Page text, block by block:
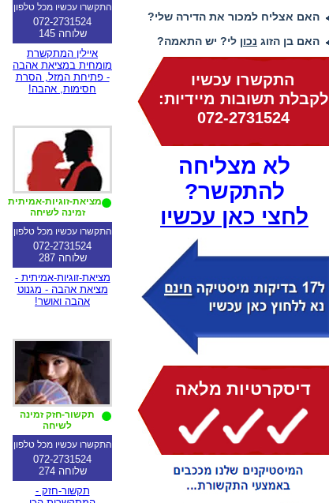
התקשרו עכשיו מכל טלפון
072-2731524
שלוחה 145
איילין המתקשרת
מומחית במציאת אהבה
- פתיחת המזל, הסרת
חסימות, אהבה!
מציאת-זוגיות-אמיתית
זמינה לשיחה
התקשרו עכשיו מכל טלפון
072-2731524
שלוחה 287
מציאת-זוגיות-אמיתית -
מציאת אהבה - מגנוט
אהבה ואושר!
תקשור-חזק זמינה
לשיחה
התקשרו עכשיו מכל טלפון
072-2731524
שלוחה 274
תקשור-חזק -
האם אצליח למכור את הדירה שלי?
האם בן הזוג נכון לי? יש התאמה?
התקשרו עכשיו
לקבלת תשובות מיידיות:
072-2731524
לא מצליחה
להתקשר?
לחצי כאן עכשיו
דיסקרטיות מלאה